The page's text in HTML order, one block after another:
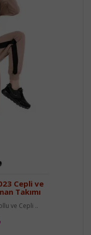
Cepli ve
Takımı
ve Cepli ..